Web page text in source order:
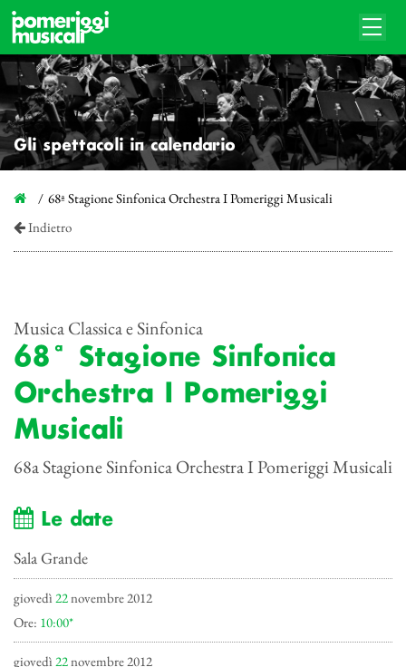
Gli spettacoli in calendario
68ª Stagione Sinfonica Orchestra I Pomeriggi Musicali
Indietro
Musica Classica e Sinfonica
68ª Stagione Sinfonica
Orchestra I Pomeriggi
Musicali
68a Stagione Sinfonica Orchestra I Pomeriggi Musicali
Le date
Sala Grande
giovedì 22novembre 2012
Ore: 10:00*
giovedì 22novembre 2012